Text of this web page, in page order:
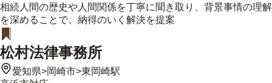
相続人間の歴史や人間関係を丁寧に聞き取り、背景事情の理解
を深めることで、納得のいく解決を提案
松村法律事務所
愛知県>岡崎市>東岡崎駅